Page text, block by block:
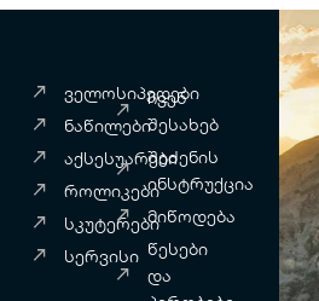
ველოსიპედები
ნაწილები
აქსესუარები
როლიკები
სკუტერები
სერვისი
ჩვენ
შესახებ
შეძენის
ინსტრუქცია
მიწოდება
წესები
და